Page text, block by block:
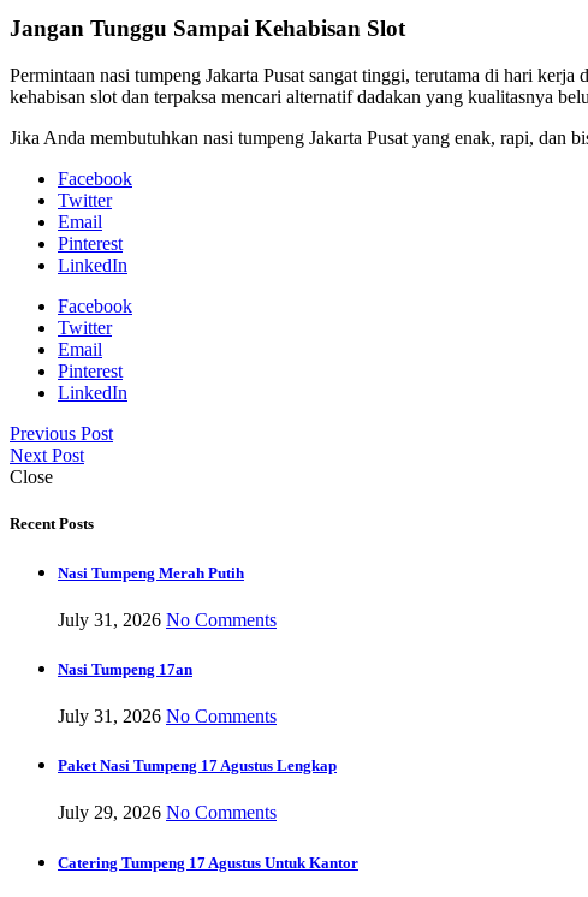
Jangan Tunggu Sampai Kehabisan Slot
Permintaan nasi tumpeng Jakarta Pusat sangat tinggi, terutama di hari
kehabisan slot dan terpaksa mencari alternatif dadakan yang kualitasnya
Jika Anda membutuhkan nasi tumpeng Jakarta Pusat yang enak, rapi, dan
Facebook
Twitter
Email
Pinterest
LinkedIn
Facebook
Twitter
Email
Pinterest
LinkedIn
Previous Post
Next Post
Close
Recent Posts
Nasi Tumpeng Merah Putih
July 31, 2026 No Comments
Nasi Tumpeng 17an
July 31, 2026 No Comments
Paket Nasi Tumpeng 17 Agustus Lengkap
July 29, 2026 No Comments
Catering Tumpeng 17 Agustus Untuk Kantor